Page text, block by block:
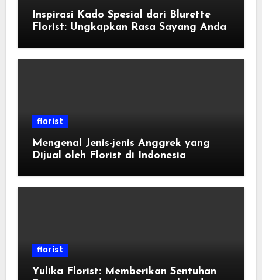
Inspirasi Kado Spesial dari Blurette
Florist: Ungkapkan Rasa Sayang Anda
florist
Mengenal Jenis-jenis Anggrek yang
Dijual oleh Florist di Indonesia
florist
Yulika Florist: Memberikan Sentuhan